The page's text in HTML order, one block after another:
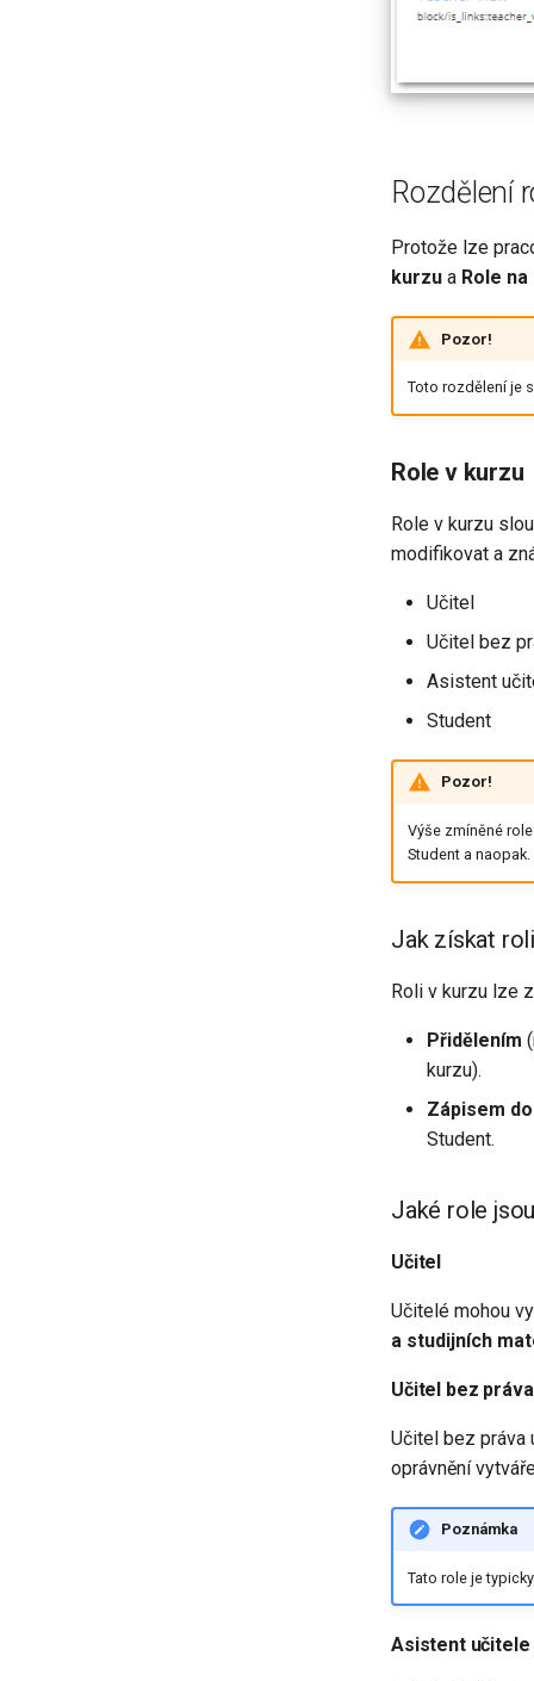
Rozdělení
Protože lze
kurzu a Role
Pozor!
Toto rozdělení je
Role v kurzu
Role v kurzu
modifikovat a
Učitel
Učitel bez
Asistent
Student
Pozor!
Výše zmíněné
Student a naopak.
Jak získat
Roli v kurzu lze
Přidělením
kurzu).
Zápisem
Student.
Jaké role
Učitel
Učitelé mohou
a studijních
Učitel bez
Učitel bez práva
oprávnění
Poznámka
Tato role je
Asistent učitele